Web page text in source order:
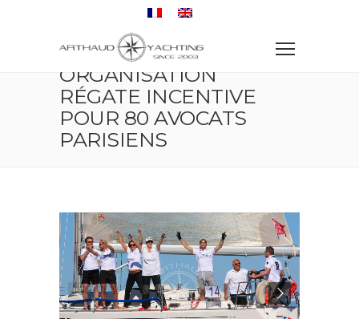
Organisation régate incentive pour 80 avocats
ORGANISATION
RÉGATE INCENTIVE
POUR 80 AVOCATS
PARISIENS